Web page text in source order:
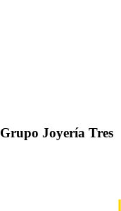
Grupo Joyería Tres